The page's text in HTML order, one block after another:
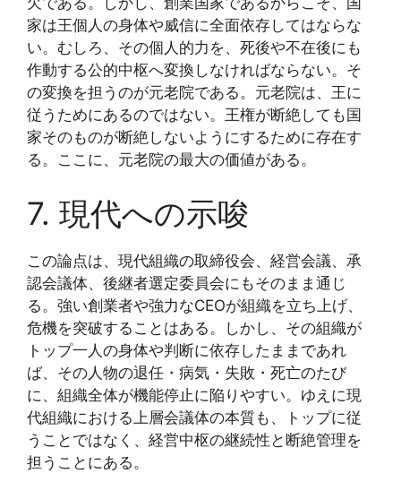
家は王個人の身体や威信に全面依存してはならな
い。むしろ、その個人的力を、死後や不在後にも
作動する公的中枢へ変換しなければならない。そ
の変換を担うのが元老院である。元老院は、王に
従うためにあるのではない。王権が断絶しても国
家そのものが断絶しないようにするために存在す
る。ここに、元老院の最大の価値がある。
7. 現代への示唆
この論点は、現代組織の取締役会、経営会議、承
認会議体、後継者選定委員会にもそのまま通じ
る。強い創業者や強力なCEOが組織を立ち上げ、
危機を突破することはある。しかし、その組織が
トップ一人の身体や判断に依存したままであれ
ば、その人物の退任・病気・失敗・死亡のたび
に、組織全体が機能停止に陥りやすい。ゆえに現
代組織における上層会議体の本質も、トップに従
うことではなく、経営中枢の継続性と断絶管理を
担うことにある。